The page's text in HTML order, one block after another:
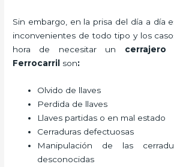
Sin embargo, en la prisa del día a día
inconvenientes de todo tipo y los
hora de necesitar un
Ferrocarril son:
Olvido de llaves
Perdida de llaves
Llaves partidas o en mal estado
Cerraduras defectuosas
Manipulación de las
desconocidas